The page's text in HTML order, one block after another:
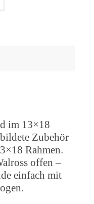
im 13×18
Zubehör
Rahmen.
offen –
einfach mit